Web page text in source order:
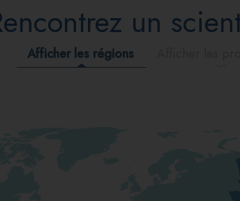
et Codes de Scientologie
scientologues et la Scientologie
un scientologue
un
Afficher les régions